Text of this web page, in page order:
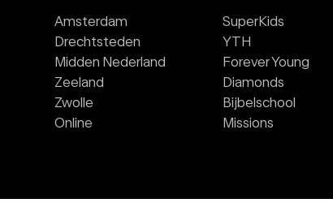
Amsterdam
Drechtsteden
Midden Nederland
Zeeland
Zwolle
Online
SuperKids
YTH
Forever Young
Diamonds
Bijbelschool
Missions